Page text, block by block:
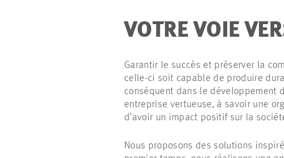
VOTRE VOIE
Garantir le succès et préserver la
celle-ci soit capable de produire
conséquent dans le développement
entreprise vertueuse, à savoir une
d’avoir un impact positif sur la
Nous proposons des solutions